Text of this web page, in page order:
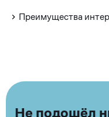
Преимущества
Не подошёл